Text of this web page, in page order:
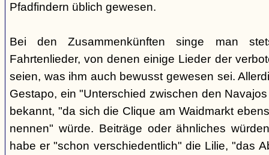
Pfadfindern üblich gewesen.
Bei den Zusammenkünften singe man
Fahrtenlieder, von denen einige Lieder der
seien, was ihm auch bewusst gewesen sei.
Gestapo, ein "Unterschied zwischen den
bekannt, "da sich die Clique am Waidmarkt
nennen" würde. Beiträge oder ähnliches
habe er "schon verschiedentlich" die Lilie, "das